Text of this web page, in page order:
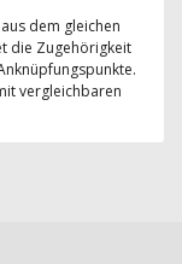
dem gleichen
die Zugehörigkeit
vergleichbaren